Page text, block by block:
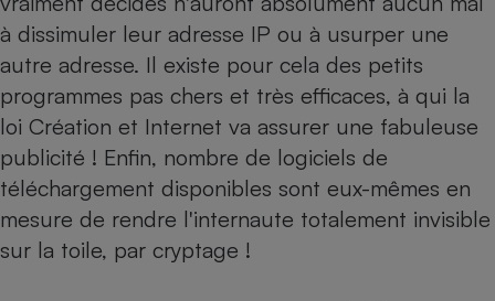
à dissimuler leur adresse IP ou à usurper une
autre adresse. Il existe pour cela des petits
programmes pas chers et très efficaces, à qui la
loi Création et Internet va assurer une fabuleuse
publicité ! Enfin, nombre de logiciels de
téléchargement disponibles sont eux-mêmes en
mesure de rendre l'internaute totalement invisible
sur la toile, par cryptage !